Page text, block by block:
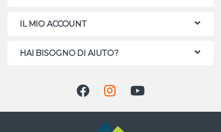
IL MIO ACCOUNT
HAI BISOGNO DI AIUTO?